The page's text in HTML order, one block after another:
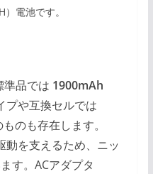
電池です。
品では 1900mAh
プや互換セルでは
のも存在します。
を支えるため、ニッ
す。ACアダプタ